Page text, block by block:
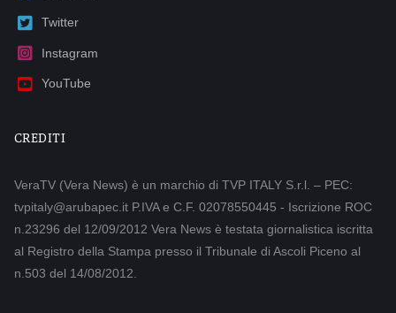
Twitter
Instagram
YouTube
CREDITI
VeraTV (Vera News) è un marchio di TVP ITALY S.r.l. – PEC:
tvpitaly@arubapec.it P.IVA e C.F. 02078550445 - Iscrizione ROC
n.23296 del 12/09/2012 Vera News è testata giornalistica iscritta
al Registro della Stampa presso il Tribunale di Ascoli Piceno al
n.503 del 14/08/2012.